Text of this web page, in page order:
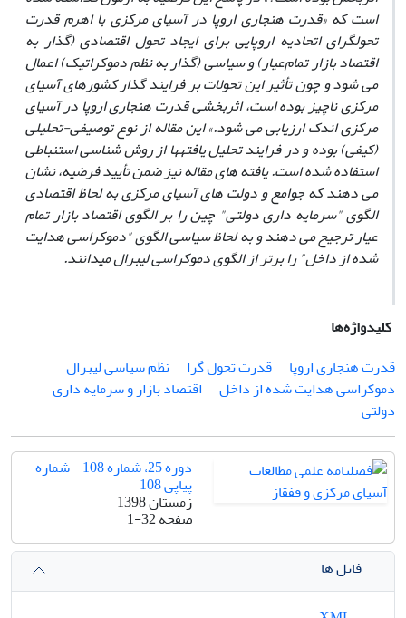
است که «قدرت هنجاری اروپا در آسیای مرکزی با اهرم قدرت
تحول‏گرای اتحادیه اروپایی برای ایجاد تحول اقتصادی (گذار به
اقتصاد بازار تمام‌عیار) و سیاسی (گذار به نظم دموکراتیک) اعمال
می‏ شود و چون تأثیر این تحولات بر فرایند گذار کشورهای آسیای
مرکزی ناچیز بوده است، اثربخشی قدرت هنجاری اروپا در آسیای
مرکزی اندک ارزیابی می‏ شود.» این مقاله از نوع توصیفی-تحلیلی
(کیفی) بوده و در فرایند تحلیل یافته‏ها از روش ‏شناسی استنباطی
استفاده شده است. یافته ‏های مقاله نیز ضمن تأیید فرضیه، نشان
می‏ دهند که جوامع و دولت ‏های آسیای مرکزی به ‏لحاظ اقتصادی
الگوی"سرمایه ‏داری دولتی" چین را بر الگوی اقتصاد بازار تمام
‏عیار ترجیح می‏ دهند و به‏ لحاظ سیاسی الگوی"دموکراسی هدایت
‏شده از داخل"را برتر از الگوی دموکراسی لیبرال می‏دانند.
کلیدواژه‌ها
قدرت هنجاری اروپا
قدرت تحول‏ گرا
نظم سیاسی لیبرال
دموکراسی هدایت ‏شده از داخل
اقتصاد بازار و سرمایه‏ داری
دولتی
دوره 25، شماره 108 - شماره
پیاپی 108
زمستان 1398
صفحه1-32
فایل ها